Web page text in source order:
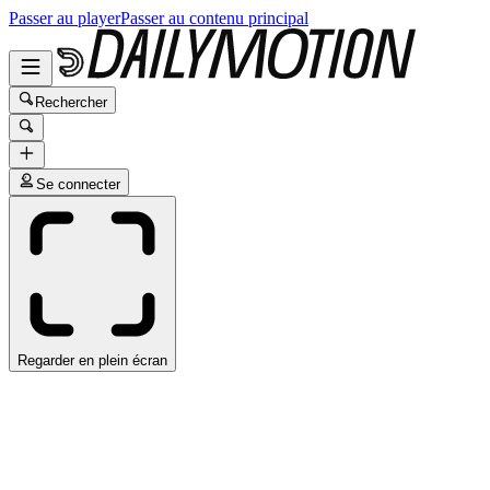
Passer au playerPasser au contenu principal
Rechercher
Se connecter
Regarder en plein écran